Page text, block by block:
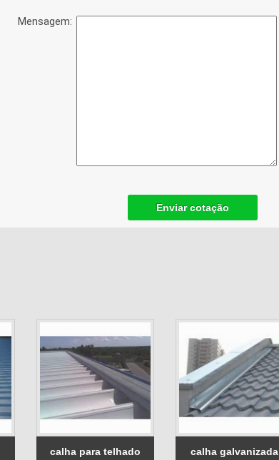
Mensagem:
Enviar cotação
calha para telhado
calha galvanizada